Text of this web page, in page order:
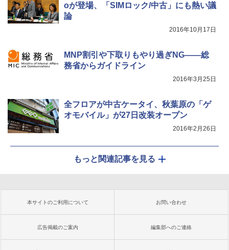
oが登場、「SIMロック/中古」にも熱い議
論
2016年10月17日
MNP割引や下取りもやり過ぎNG――総
務省からガイドライン
2016年3月25日
全フロアが中古ケータイ、秋葉原の「ゲ
オモバイル」が27日改装オープン
2016年2月26日
もっと関連記事を見る
本サイトのご利用について お問い合わせ
広告掲載のご案内 編集部へのご連絡